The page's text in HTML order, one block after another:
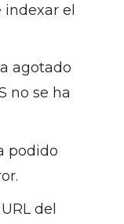
el
agotado
no se ha
podido
del